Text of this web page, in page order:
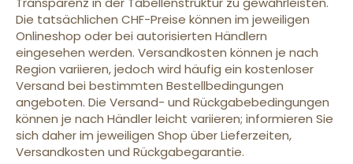
Die tatsächlichen CHF-Preise können im jeweiligen
Onlineshop oder bei autorisierten Händlern
eingesehen werden. Versandkosten können je nach
Region variieren, jedoch wird häufig ein kostenloser
Versand bei bestimmten Bestellbedingungen
angeboten. Die Versand- und Rückgabebedingungen
können je nach Händler leicht variieren; informieren Sie
sich daher im jeweiligen Shop über Lieferzeiten,
Versandkosten und Rückgabegarantie.